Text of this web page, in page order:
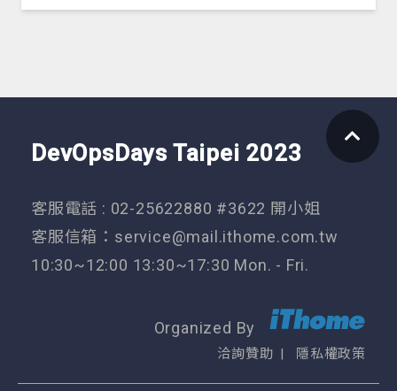
DevOpsDays Taipei 2023
客服電話 : 02-25622880 #3622 開小姐
客服信箱： service@mail.ithome.com.tw
10:30~12:00 13:30~17:30 Mon. - Fri.
Organized By
洽詢贊助 隱私權政策